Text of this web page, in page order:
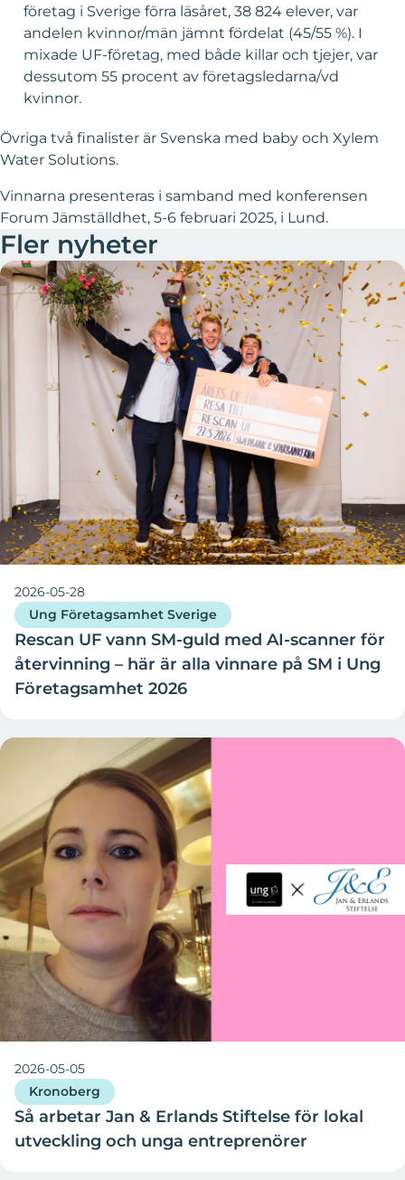
företag i Sverige förra läsåret, 38 824 elever, var
andelen kvinnor/män jämnt fördelat (45/55 %). I
mixade UF-företag, med både killar och tjejer, var
dessutom 55 procent av företagsledarna/vd
kvinnor.
Övriga två finalister är Svenska med baby och Xylem
Water Solutions.
Vinnarna presenteras i samband med konferensen
Forum Jämställdhet, 5-6 februari 2025, i Lund.
Fler nyheter
2026-05-28
Ung Företagsamhet Sverige
Rescan UF vann SM-guld med AI-scanner för
återvinning – här är alla vinnare på SM i Ung
Företagsamhet 2026
2026-05-05
Kronoberg
Så arbetar Jan & Erlands Stiftelse för lokal
utveckling och unga entreprenörer